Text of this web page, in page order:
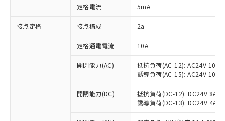
定格電流 5mA
接点定格 接点構成 2a
定格通電電流 10A
開閉能力(AC)
抵抗負荷(AC-12): AC24V 10A/
誘導負荷(AC-15): AC24V
開閉能力(DC)
抵抗負荷(DC-12): DC24V 8A/
誘導負荷(DC-13): DC24V 4A/
ご利用条件
以下の条件をお読みいただき、同意のうえ
ご利用ください。
本サービスは、当社制御機器事業取扱
商品の当社在庫状況および標準価格
(税抜)を提供させていただくもので
対応予定：EU RoHS指令（10物質）の非含
有に対応した製品に切り替える予定のある
対応予定なし：EU RoHS指令（10物質）の
非含有に非対応の商品で、対応品を出す予
定はありません。
調査・確認中：EU RoHS指令（10物質）の
非含有の対応状況を調査中または確認中の
非該当品：ライセンス料など無形物で、有
※1 中国RoHS○×表
「○」：最大均質材料含有率が中国RoHSの